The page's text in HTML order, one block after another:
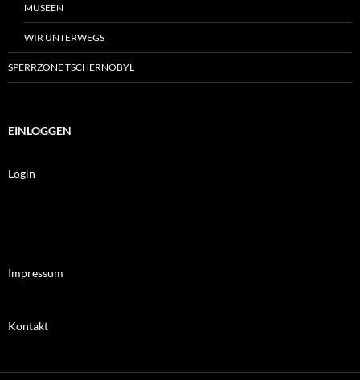
MUSEEN
WIR UNTERWEGS
SPERRZONE TSCHERNOBYL
EINLOGGEN
Login
Impressum
Kontakt